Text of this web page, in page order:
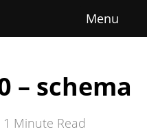
– schema
1 Minute Read